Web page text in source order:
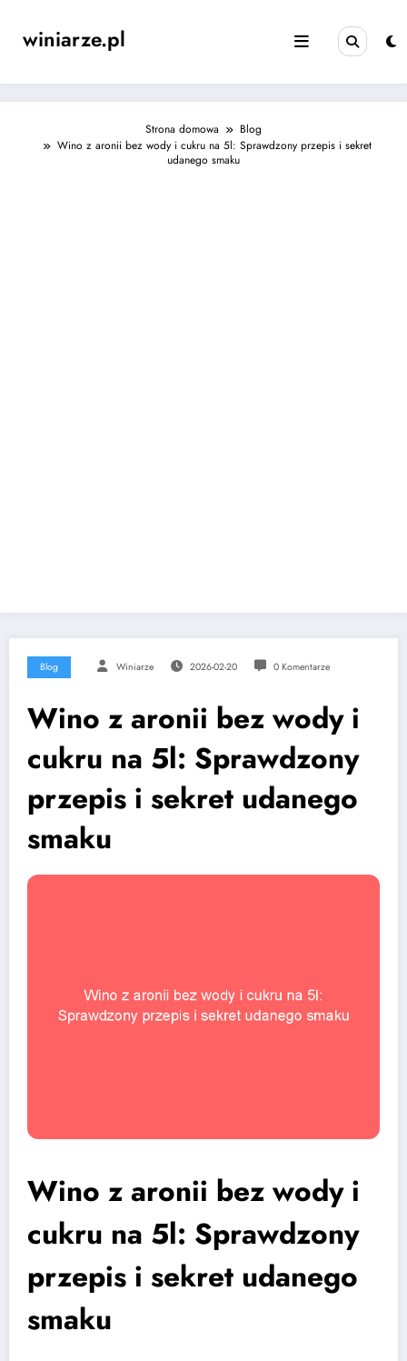
contentwiniarze.pl
Strona domowa
Blog
Wino z aronii bez wody i cukru na 5l: Sprawdzony przepis i sekret
udanego smaku
Blog Winiarze 2026-02-20 0 Komentarze
Wino z aronii bez wody i
cukru na 5l: Sprawdzony
przepis i sekret udanego
smaku
Wino z aronii bez wody i
cukru na 5l: Sprawdzony
przepis i sekret udanego
smaku